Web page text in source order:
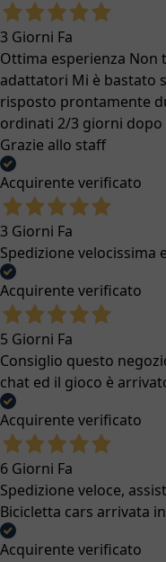
3 Giorni Fa
Ottima esperienza Non
adattatori Mi è bastato
risposto prontamente
ordinati 2/3 giorni dopo
Grazie allo staff
Acquirente verificato
3 Giorni Fa
Spedizione velocissima
Acquirente verificato
5 Giorni Fa
Consiglio questo
chat ed il gioco è
Acquirente verificato
6 Giorni Fa
Spedizione veloce,
Bicicletta cars arrivata
Acquirente verificato